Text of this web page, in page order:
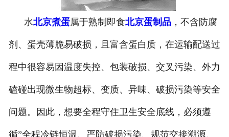
水北京煮蛋属于熟制即食北京蛋制品，不含防腐
剂、蛋壳薄脆易破损，且富含蛋白质，在运输配送过
程中很容易因温度失控、包装破损、交叉污染、外力
磕碰出现微生物超标、变质、异味、破损污染等安全
问题。因此，想要全程守住卫生安全底线，必须遵
循”全程冷链恒温、严防破损污染、规范交接溯源、